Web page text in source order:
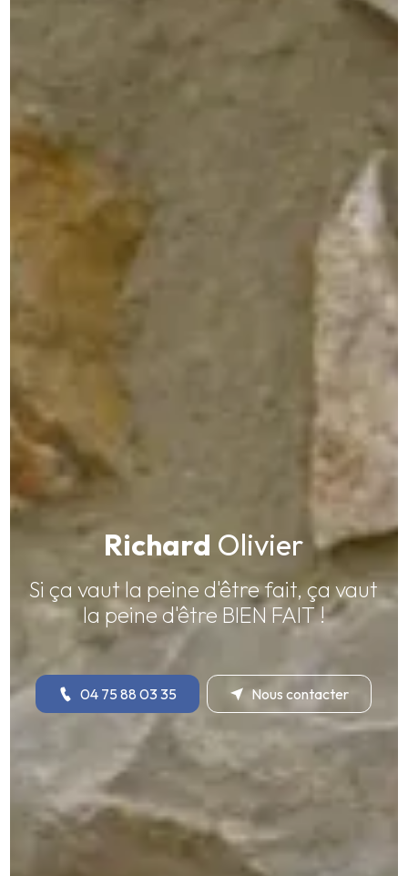
Richard Olivier
Si ça vaut la peine d'être fait, ça vaut
la peine d'être BIEN FAIT !
04 75 88 03 35 Nous contacter